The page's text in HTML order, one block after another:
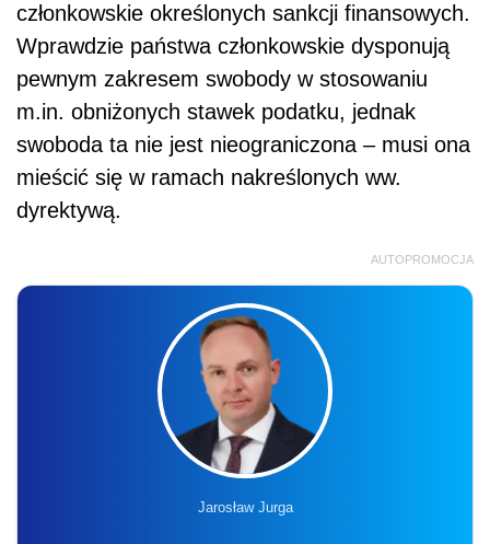
członkowskie określonych sankcji finansowych.
Wprawdzie państwa członkowskie dysponują
pewnym zakresem swobody w stosowaniu
m.in. obniżonych stawek podatku, jednak
swoboda ta nie jest nieograniczona – musi ona
mieścić się w ramach nakreślonych ww.
dyrektywą.
AUTOPROMOCJA
Jarosław Jurga